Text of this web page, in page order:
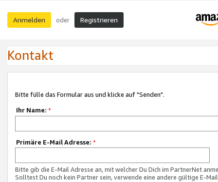
Anmelden oder Registrieren
Kontakt
Bitte fülle das Formular aus und klicke auf "Senden".
Ihr Name: *
Primäre E-Mail Adresse: *
Bitte gib die E-Mail Adresse an, mit welcher Du Dich im PartnerNet
Solltest Du noch kein Partner sein, verwende eine andere gültige E-